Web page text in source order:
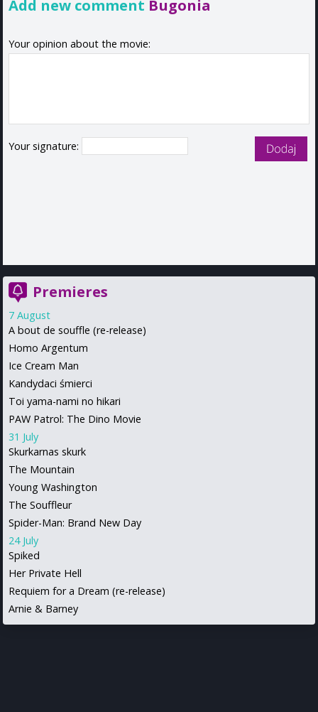
Add new comment Bugonia
Your opinion about the movie:
Your signature:
Premieres
7 August
A bout de souffle (re-release)
Homo Argentum
Ice Cream Man
Kandydaci śmierci
Toi yama-nami no hikari
PAW Patrol: The Dino Movie
31 July
Skurkarnas skurk
The Mountain
Young Washington
The Souffleur
Spider-Man: Brand New Day
24 July
Spiked
Her Private Hell
Requiem for a Dream (re-release)
Arnie & Barney